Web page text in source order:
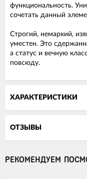
функциональность.
сочетать данный
Строгий, немаркий,
уместен. Это
а статус и вечную
повсюду.
ХАРАКТЕРИСТИКИ
ОТЗЫВЫ
РЕКОМЕНДУЕМ